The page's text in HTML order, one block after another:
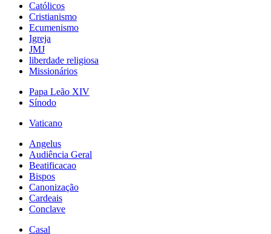
Católicos
Cristianismo
Ecumenismo
Igreja
JMJ
liberdade religiosa
Missionários
Papa Leão XIV
Sínodo
Vaticano
Angelus
Audiência Geral
Beatificacao
Bispos
Canonização
Cardeais
Conclave
Casal